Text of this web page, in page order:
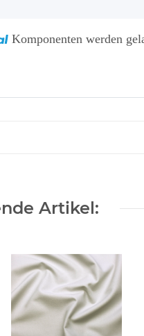
Komponenten werden
Artikel: